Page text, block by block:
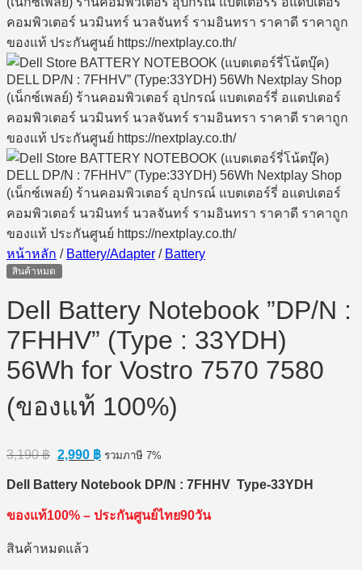
หน้าหลัก / Battery/Adapter / Battery
สินค้าหมด
Dell Battery Notebook ”DP/N :
7FHHV” (Type : 33YDH)
56Wh for Vostro 7570 7580
(ของแท้ 100%)
3,190฿ Original
price
was:
2,990 ฿Current
price
is:
รวมภาษี 7%
Dell Battery Notebook DP/N : 7FHHV Type-33YDH
ของแท้100% – ประกันศูนย์ไทย90วัน
สินค้าหมดแล้ว